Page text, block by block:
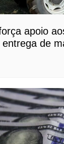
apoio
de